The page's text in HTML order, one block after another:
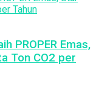
PROPER Emas,
Ton CO2 per